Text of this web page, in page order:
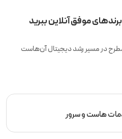
موفق آنلاین ببرید
مطرح در مسیر رشد دیجیتال آن‌هاست
هاست و سرور